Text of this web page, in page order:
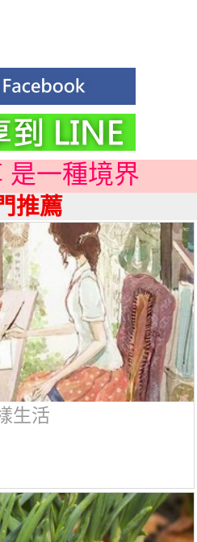
是一種境界
推薦
生活